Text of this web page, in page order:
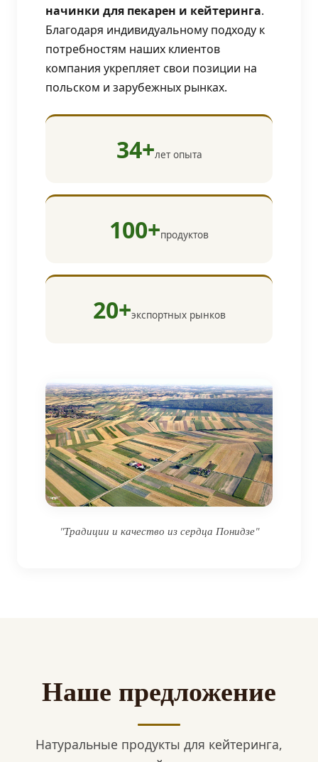
начинки для пекарен и кейтеринга.
Благодаря индивидуальному подходу к
потребностям наших клиентов
компания укрепляет свои позиции на
польском и зарубежных рынках.
34+лет опыта
100+продуктов
20+экспортных рынков
"Традиции и качество из сердца Понидзе"
Наше предложение
Натуральные продукты для кейтеринга,